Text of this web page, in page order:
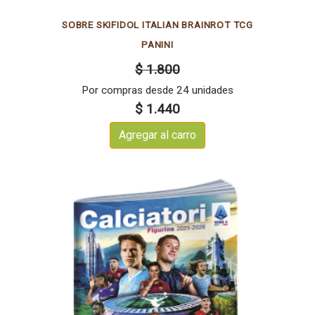
SOBRE SKIFIDOL ITALIAN BRAINROT TCG
PANINI
$ 1.800
Por compras desde 24 unidades
$ 1.440
Agregar al carro